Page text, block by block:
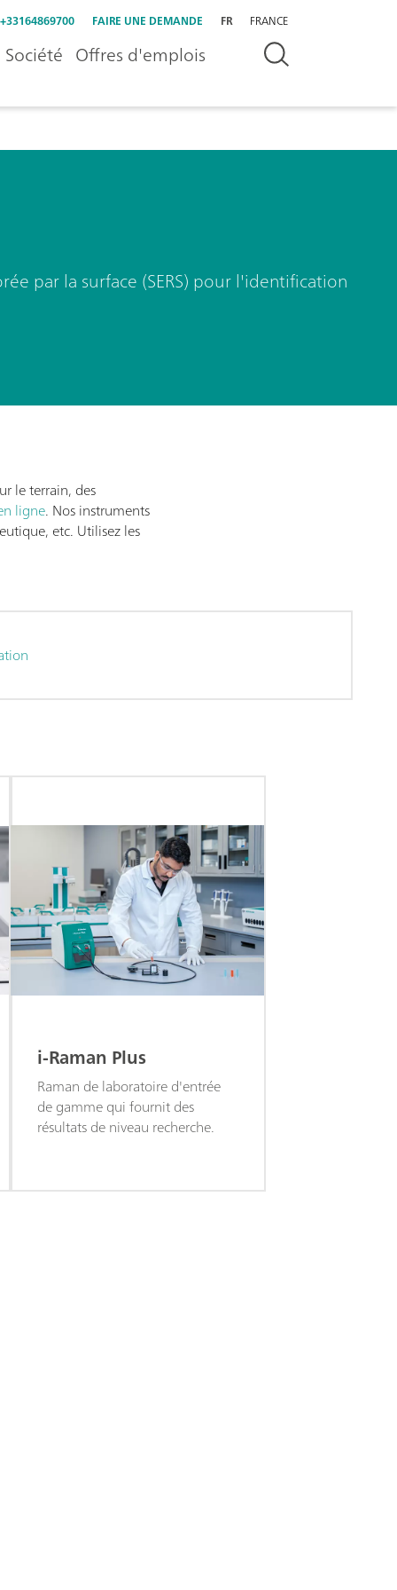
+33164869700 FAIRE UNE DEMANDE FR FRANCE
Société Offres d'emplois
par la surface (SERS) pour l'identification
le terrain, des
ligne. Nos instruments
etc. Utilisez les
Utilisation
i-Raman Plus
Raman de laboratoire d'entrée
de gamme qui fournit des
résultats de niveau recherche.